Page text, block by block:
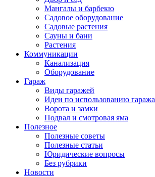
Мангалы и барбекю
Садовое оборудование
Садовые растения
Сауны и бани
Растения
Коммуникации
Канализация
Оборудование
Гараж
Виды гаражей
Идеи по использованию гаража
Ворота и замки
Подвал и смотровая яма
Полезное
Полезные советы
Полезные статьи
Юридические вопросы
Без рубрики
Новости